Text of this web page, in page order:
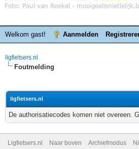
Welkom gast! Aanmelden
ligfietsers.nl
Foutmelding
ligfietsers.nl
De authorisatiecodes komen niet overeen.
Ligfietsers.nl Naar boven Archiefmodus